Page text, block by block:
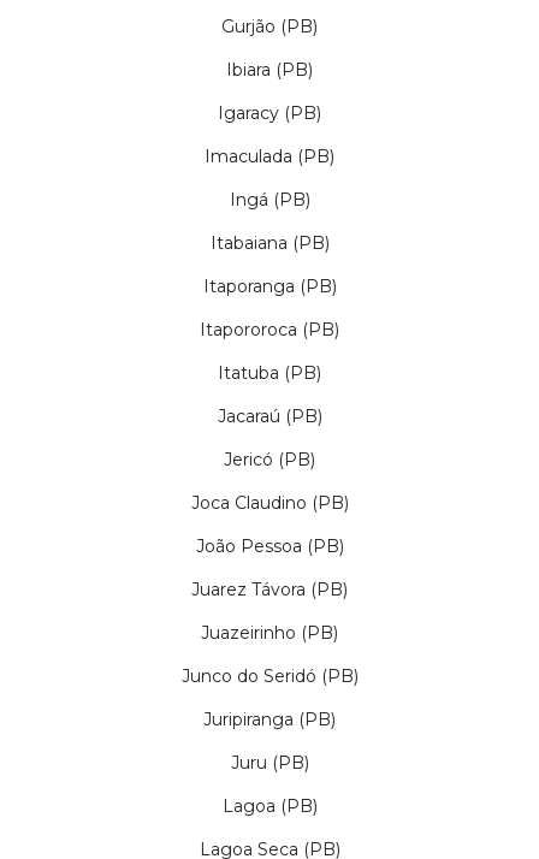
Gurjão (PB)
Ibiara (PB)
Igaracy (PB)
Imaculada (PB)
Ingá (PB)
Itabaiana (PB)
Itaporanga (PB)
Itapororoca (PB)
Itatuba (PB)
Jacaraú (PB)
Jericó (PB)
Joca Claudino (PB)
João Pessoa (PB)
Juarez Távora (PB)
Juazeirinho (PB)
Junco do Seridó (PB)
Juripiranga (PB)
Juru (PB)
Lagoa (PB)
Lagoa Seca (PB)